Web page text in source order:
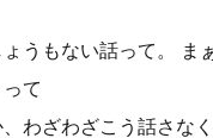
うもない話って。 ま
て
わざわざこう話さな